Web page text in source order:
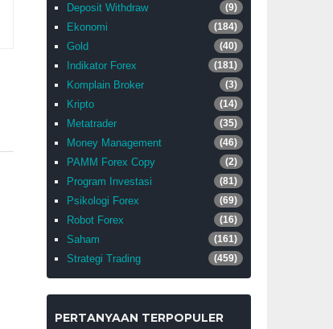
Deposit Withdraw (9)
Ekonomi (184)
Gold (40)
Indikator Forex (181)
Komplain Broker (3)
Kripto (14)
Metatrader (35)
Money Management (46)
PAMM Forex Copy (2)
Program Investasi (81)
Psikologi Forex (69)
Robot Forex (16)
Saham (161)
Strategi Trading (459)
PERTANYAAN TERPOPULER